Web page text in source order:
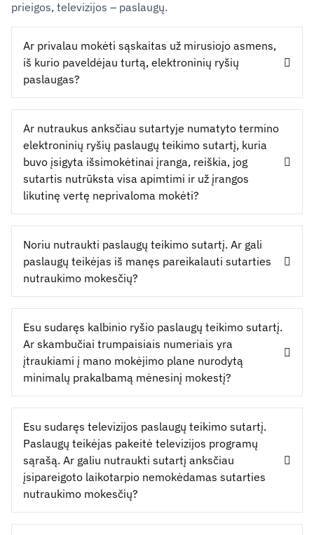
prieigos, televizijos – paslaugų.
Ar privalau mokėti sąskaitas už mirusiojo asmens,
iš kurio paveldėjau turtą, elektroninių ryšių
paslaugas?
Ar nutraukus anksčiau sutartyje numatyto termino
elektroninių ryšių paslaugų teikimo sutartį, kuria
buvo įsigyta išsimokėtinai įranga, reiškia, jog
sutartis nutrūksta visa apimtimi ir už įrangos
likutinę vertę neprivaloma mokėti?
Noriu nutraukti paslaugų teikimo sutartį. Ar gali
paslaugų teikėjas iš manęs pareikalauti sutarties
nutraukimo mokesčių?
Esu sudaręs kalbinio ryšio paslaugų teikimo sutartį.
Ar skambučiai trumpaisiais numeriais yra
įtraukiami į mano mokėjimo plane nurodytą
minimalų prakalbamą mėnesinį mokestį?
Esu sudaręs televizijos paslaugų teikimo sutartį.
Paslaugų teikėjas pakeitė televizijos programų
sąrašą. Ar galiu nutraukti sutartį anksčiau
įsipareigoto laikotarpio nemokėdamas sutarties
nutraukimo mokesčių?